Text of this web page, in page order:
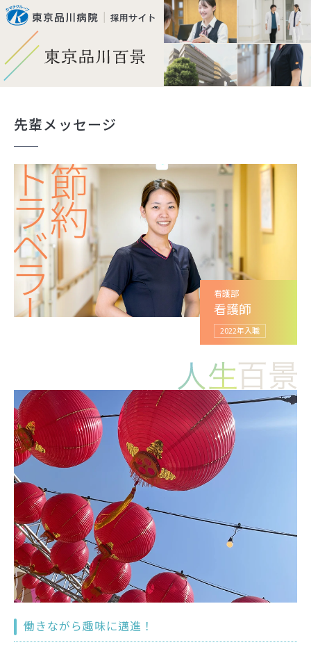
専攻医
看護部
福利厚生
募集要項
〒140-8522 東京都品川区東大井6-3-22
TEL：03-3764-0511
先輩メッセージ
看護部
看護師
2022年入職
働きながら趣味に邁進！